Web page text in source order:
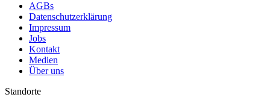
AGBs
Datenschutzerklärung
Impressum
Jobs
Kontakt
Medien
Über uns
Standorte